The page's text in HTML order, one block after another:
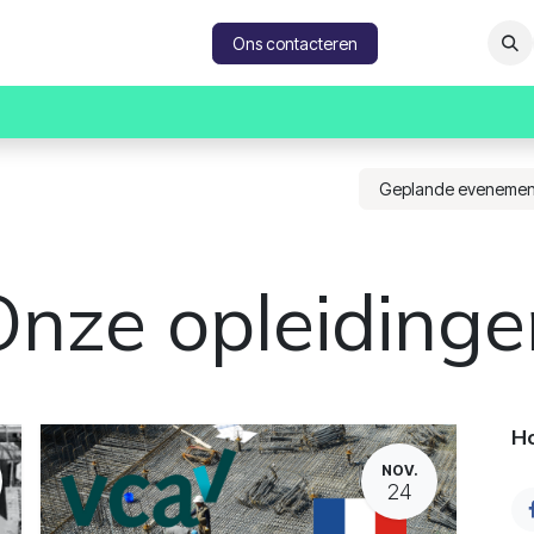
Ons contacteren
Geplande
NOV.
24